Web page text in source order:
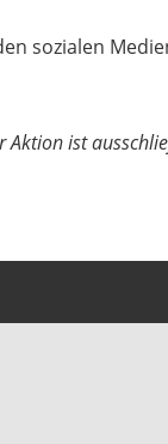
sozialen
Aktion ist